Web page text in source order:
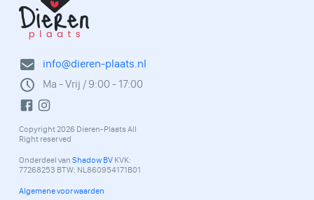
info@dieren-plaats.nl
Ma - Vrij / 9:00 - 17:00
Copyright 2026 Dieren-Plaats All
Right reserved
Onderdeel van Shadow BV KVK:
77268253 BTW: NL860954171B01
Algemene voorwaarden